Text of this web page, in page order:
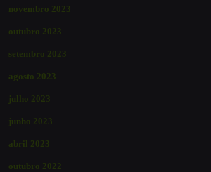
novembro 2023
outubro 2023
setembro 2023
agosto 2023
julho 2023
junho 2023
abril 2023
outubro 2022